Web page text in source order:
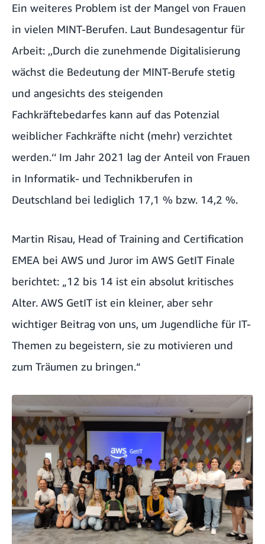
Ein weiteres Problem ist der Mangel von Frauen
in vielen MINT-Berufen. Laut Bundesagentur für
Arbeit: ,,Durch die zunehmende Digitalisierung
wächst die Bedeutung der MINT-Berufe stetig
und angesichts des steigenden
Fachkräftebedarfes kann auf das Potenzial
weiblicher Fachkräfte nicht (mehr) verzichtet
werden.‘‘ Im Jahr 2021 lag der Anteil von Frauen
in Informatik- und Technikberufen in
Deutschland bei lediglich 17,1 % bzw. 14,2 %.
Martin Risau, Head of Training and Certification
EMEA bei AWS und Juror im AWS GetIT Finale
berichtet: „12 bis 14 ist ein absolut kritisches
Alter. AWS GetIT ist ein kleiner, aber sehr
wichtiger Beitrag von uns, um Jugendliche für IT-
Themen zu begeistern, sie zu motivieren und
zum Träumen zu bringen.“